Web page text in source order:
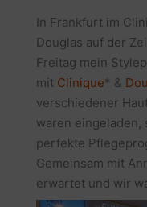
In Frankfurt im
Douglas auf der
Freitag mein
mit Clinique* &
verschiedener
waren eingeladen,
perfekte
Gemeinsam mit
erwartet und wir